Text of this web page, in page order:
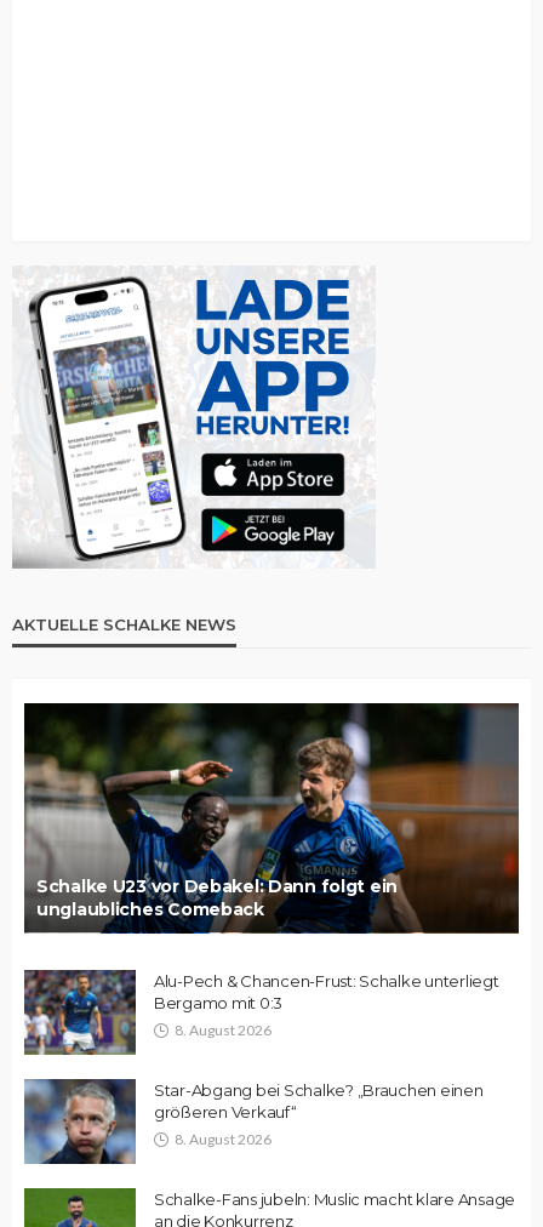
AKTUELLE SCHALKE NEWS
Schalke U23 vor Debakel: Dann folgt ein
unglaubliches Comeback
Alu-Pech & Chancen-Frust: Schalke unterliegt
Bergamo mit 0:3
8. August 2026
Star-Abgang bei Schalke? „Brauchen einen
größeren Verkauf“
8. August 2026
Schalke-Fans jubeln: Muslic macht klare Ansage
an die Konkurrenz